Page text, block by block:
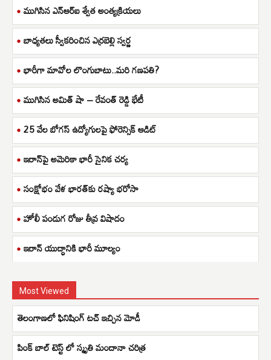
ముగిసిన ఎన్ఆర్ఐ శ్వేత అంత్యక్రియలు
బాధ్యతలు స్వీకరించిన ఎర్రబెల్లి స్వర్ణ
భారీగా మావోల లొంగుబాటు..మరి గణపతి?
ముగిసిన అమిత్ షా – రేవంత్ రెడ్డి భేటీ
25 వేల బోగస్ ఉద్యోగులపై ఫోరెన్సిక్ ఆడిట్
ఇరాన్‌పై అమెరికా భారీ సైనిక చర్య
సంక్షోభం వేళ భారత్‌కు రష్యా భరోసా
హోలీ పండుగ రోజు తీవ్ర విషాదం
ఇరాన్ యుద్ధానికి భారీ మూల్యం
Most Viewed
తెలంగాణలో ఫినిషింగ్ టచ్ ఇచ్చిన మోడీ
పింక్ బాల్ టెస్ట్ లో స్మృతి మందానా చరిత్ర